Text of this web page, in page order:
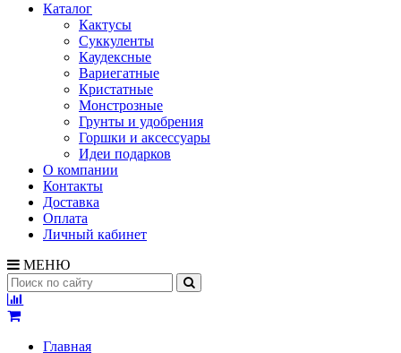
Каталог
Кактусы
Суккуленты
Каудексные
Вариегатные
Кристатные
Монстрозные
Грунты и удобрения
Горшки и аксессуары
Идеи подарков
О компании
Контакты
Доставка
Оплата
Личный кабинет
МЕНЮ
Главная